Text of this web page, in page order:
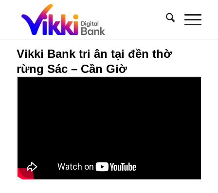
Vikki Bank tri ân tại đền thờ
rừng Sác – Cần Giờ